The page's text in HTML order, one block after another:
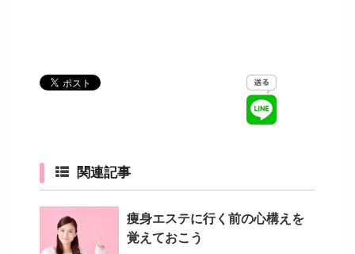
関連記事
痩身エステに行く前の心構えを
覚えておこう